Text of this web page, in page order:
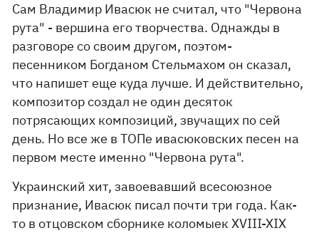
Сам Владимир Ивасюк не считал, что "Червона
рута" - вершина его творчества. Однажды в
разговоре со своим другом, поэтом-
песенником Богданом Стельмахом он сказал,
что напишет еще куда лучше. И действительно,
композитор создал не один десяток
потрясающих композиций, звучащих по сей
день. Но все же в ТОПе ивасюковских песен на
первом месте именно "Червона рута".
Украинский хит, завоевавший всесоюзное
признание, Ивасюк писал почти три года. Как-
то в отцовском сборнике коломыек ХVIII-XIX